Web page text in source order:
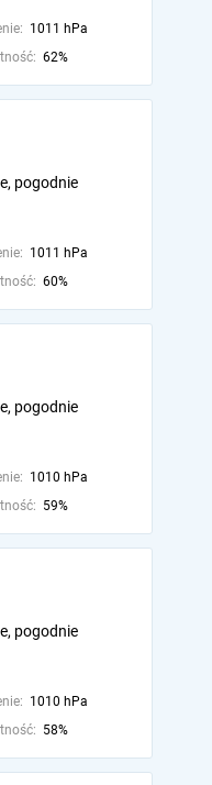
1011 hPa
62%
pogodnie
1011 hPa
60%
pogodnie
1010 hPa
59%
pogodnie
1010 hPa
58%